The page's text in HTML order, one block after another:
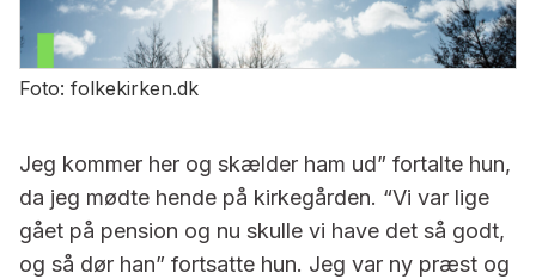
Foto: folkekirken.dk
Jeg kommer her og skælder ham ud” fortalte hun,
da jeg mødte hende på kirkegården. “Vi var lige
gået på pension og nu skulle vi have det så godt,
og så dør han” fortsatte hun. Jeg var ny præst og